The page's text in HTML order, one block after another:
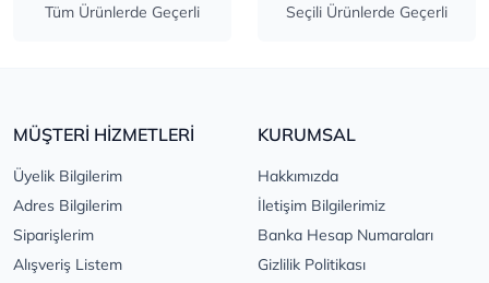
Tüm Ürünlerde Geçerli Seçili Ürünlerde Geçerli
MÜŞTERİ HİZMETLERİ
Üyelik Bilgilerim
Adres Bilgilerim
Siparişlerim
Alışveriş Listem
KURUMSAL
Hakkımızda
İletişim Bilgilerimiz
Banka Hesap Numaraları
Gizlilik Politikası